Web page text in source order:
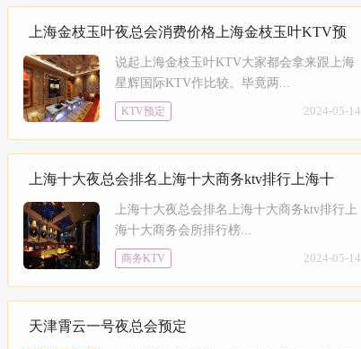
上海金枝玉叶夜总会消费价格上海金枝玉叶KTV预
说起上海金枝玉叶KTV大家都会拿来跟上海
星辉国际KTV作比较。毕竟两...
KTV预定 2024-05-14
上海十大夜总会排名上海十大商务ktv排行上海十
上海十大夜总会排名上海十大商务ktv排行上
海十大商务会所排行榜...
商务KTV 2024-05-14
天津霄云一号夜总会预定